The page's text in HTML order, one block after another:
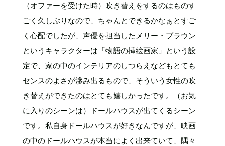
（オファーを受けた時）吹き替えをするのはものす
ごく久しぶりなので、ちゃんとできるかなぁとすご
く心配でしたが、声優を担当したメリー・ブラウン
というキャラクターは「物語の挿絵画家」という設
定で、家の中のインテリアのしつらえなどもとても
センスのよさが滲み出るもので、そういう女性の吹
き替えができたのはとても嬉しかったです。（お気
に入りのシーンは）ドールハウスが出てくるシーン
です。私自身ドールハウスが好きなんですが、映画
の中のドールハウスが本当によく出来ていて、隅々